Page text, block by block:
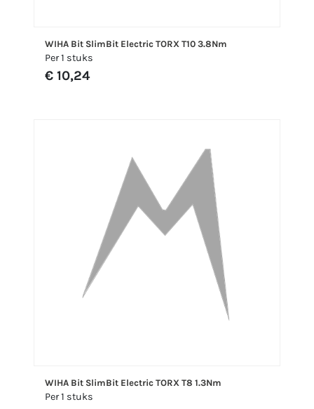
WIHA Bit SlimBit Electric TORX T10 3.8Nm
Per 1 stuks
€ 10,24
WIHA Bit SlimBit Electric TORX T8 1.3Nm
Per 1 stuks